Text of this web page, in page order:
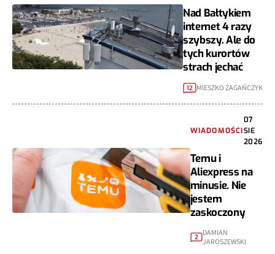
Nad Bałtykiem
internet 4 razy
szybszy. Ale do
tych kurortów
strach jechać
12 MIESZKO ZAGAŃCZYK
WIADOMOŚCI
07
SIE
2026
Temu i
Aliexpress na
minusie. Nie
jestem
zaskoczony
2
DAMIAN
JAROSZEWSKI